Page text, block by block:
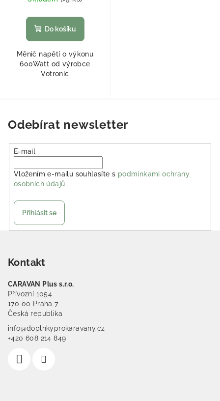
Do košíku
Měnič napětí o výkonu
600Watt od výrobce
Votronic
Odebírat newsletter
E-mail
Vložením e-mailu souhlasíte s podmínkami ochrany
osobních údajů
Přihlásit se
Kontakt
CARAVAN Plus s.r.o.
Přívozní 1054
170 00 Praha 7
Česká republika
info@doplnkyprokaravany.cz
+420 608 214 849